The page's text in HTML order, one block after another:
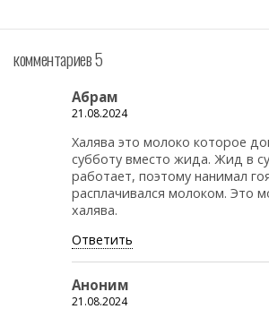
комментариев 5
Абрам
21.08.2024
Халява это молоко которое
субботу вместо жида. Жид в
работает, поэтому нанимал
расплачивался молоком. Это
халява.
Ответить
Аноним
21.08.2024